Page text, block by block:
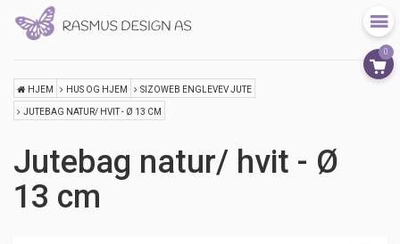
0
HJEM HUS OG HJEM SIZOWEB ENGLEVEV JUTE
JUTEBAG NATUR/ HVIT - Ø 13 CM
Jutebag natur/ hvit - Ø
13 cm